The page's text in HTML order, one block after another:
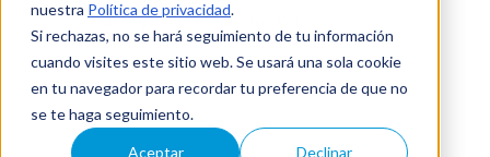
nuestra Política de privacidad.
Si rechazas, no se hará seguimiento de tu información
cuando visites este sitio web. Se usará una sola cookie
en tu navegador para recordar tu preferencia de que no
se te haga seguimiento.
Aceptar Declinar
Su seguridad es nuestro éxito